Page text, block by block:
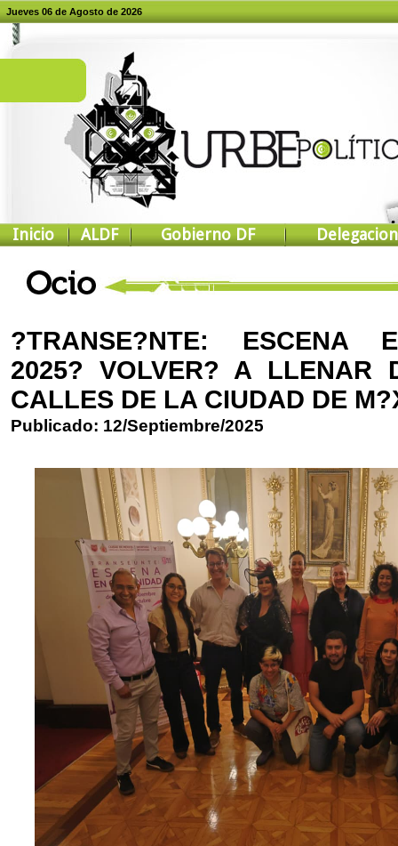
Jueves 06 de Agosto de 2026
Inicio ALDF Gobierno DF
?TRANSE?NTE: ESCENA
2025? VOLVER? A LLENAR
CALLES DE LA CIUDAD DE
Publicado: 12/Septiembre/2025